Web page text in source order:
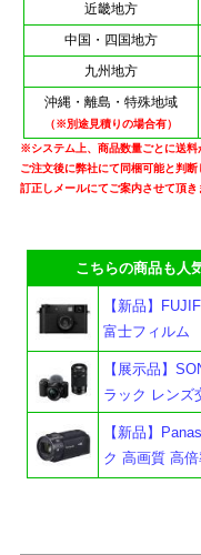
近畿地方
中国・四国地方
九州地方
沖縄・離島・特殊地域
（※別途見積りの場合有）
※システム上、商品数量ごとに送料
ご注文後に弊社にて同梱可能と判
訂正しメールにてご案内させて頂き
こちらの商品も人気
【新品】
富士フィルム
【展示品】
ラック レンズ
【新品】
ク 高画質 高